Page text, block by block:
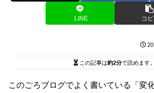
LINE コ
この記事は約2分で読めます。
このごろブログでよく書いている「変